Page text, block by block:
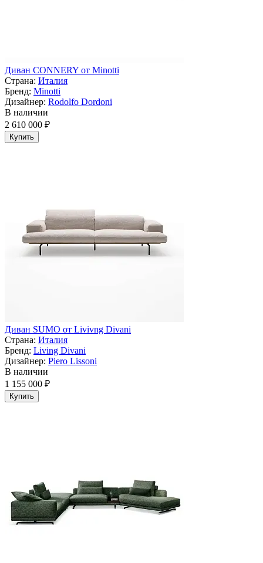
Диван CONNERY от Minotti
Страна: Италия
Бренд: Minotti
Дизайнер: Rodolfo Dordoni
В наличии
2 610 000 ₽
Купить
Диван SUMO от Livivng Divani
Страна: Италия
Бренд: Living Divani
Дизайнер: Piero Lissoni
В наличии
1 155 000 ₽
Купить